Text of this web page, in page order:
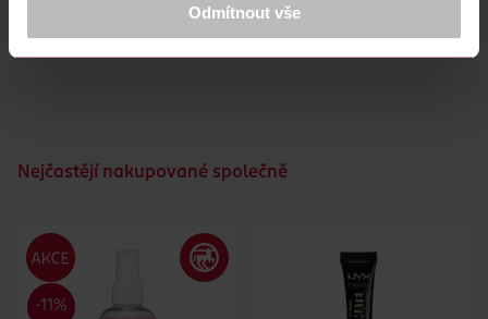
Děkujeme za pochopení. >více o cookies<
Odmítnout vše
Blending Brush – dlouhého kulatého štětce, který je vhodný
Nejčastějí nakupované společně